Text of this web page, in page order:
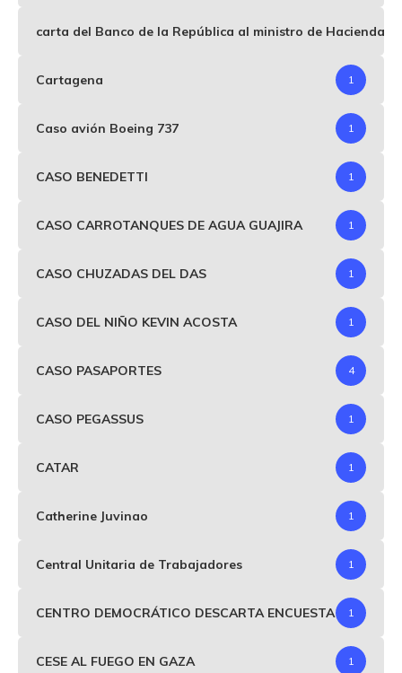
carta del Banco de la República al ministro de Hacienda
Cartagena 1
Caso avión Boeing 737 1
CASO BENEDETTI 1
CASO CARROTANQUES DE AGUA GUAJIRA 1
CASO CHUZADAS DEL DAS 1
CASO DEL NIÑO KEVIN ACOSTA 1
CASO PASAPORTES 4
CASO PEGASSUS 1
CATAR 1
Catherine Juvinao 1
Central Unitaria de Trabajadores 1
CENTRO DEMOCRÁTICO DESCARTA ENCUESTA 1
CESE AL FUEGO EN GAZA 1